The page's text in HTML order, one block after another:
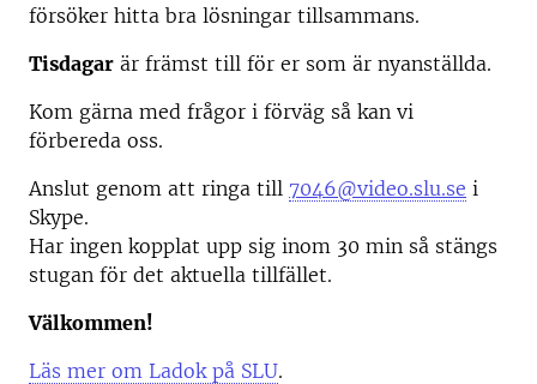
försöker hitta bra lösningar tillsammans.
Tisdagar är främst till för er som är nyanställda.
Kom gärna med frågor i förväg så kan vi
förbereda oss.
Anslut genom att ringa till 7046@video.slu.se i
Skype.
Har ingen kopplat upp sig inom 30 min så stängs
stugan för det aktuella tillfället.
Välkommen!
Läs mer om Ladok på SLU.